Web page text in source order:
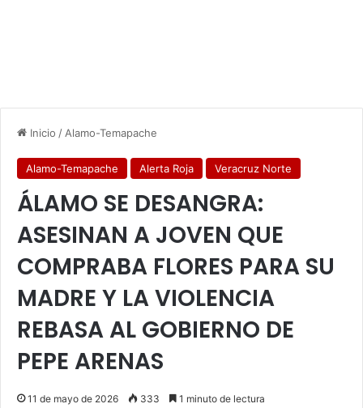
Inicio / Alamo-Temapache
Alamo-Temapache Alerta Roja Veracruz Norte
ÁLAMO SE DESANGRA:
ASESINAN A JOVEN QUE
COMPRABA FLORES PARA SU
MADRE Y LA VIOLENCIA
REBASA AL GOBIERNO DE
PEPE ARENAS
11 de mayo de 2026 333 1 minuto de lectura